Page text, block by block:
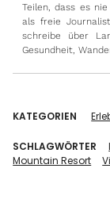
Teilen, dass es
als freie
schreibe über
Gesundheit,
KATEGORIEN
SCHLAGWÖRTER
Mountain Resort